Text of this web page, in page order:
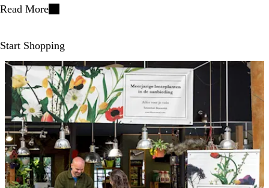
Read More
Start Shopping